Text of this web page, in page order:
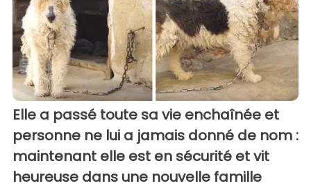
Elle a passé toute sa vie enchaînée et
personne ne lui a jamais donné de nom :
maintenant elle est en sécurité et vit
heureuse dans une nouvelle famille